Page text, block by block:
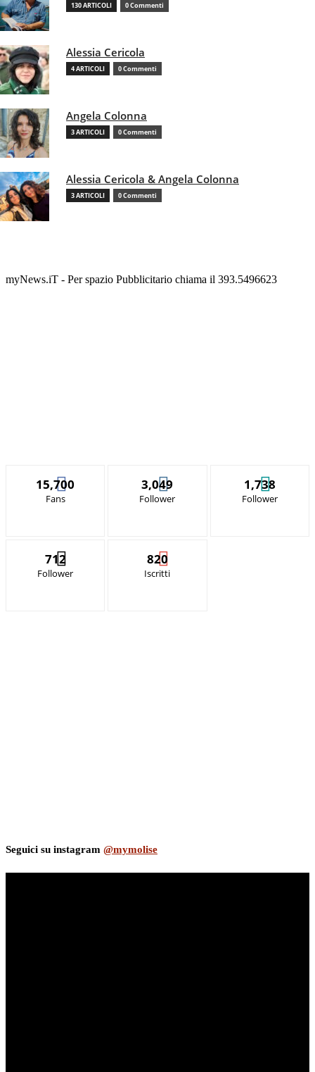
130 ARTICOLI 0 Commenti
Alessia Cericola
4 ARTICOLI 0 Commenti
Angela Colonna
3 ARTICOLI 0 Commenti
Alessia Cericola & Angela Colonna
3 ARTICOLI 0 Commenti
myNews.iT - Per spazio Pubblicitario chiama il 393.5496623
15,700
Fans
3,049
Follower
1,738
Follower
712
Follower
820
Iscritti
Seguici su instagram @mymolise